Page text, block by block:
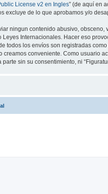
License v2 en Ingles” (de aquí en
excluye de lo que aprobamos y/o
ningun contenido abusivo, obsceno,
Leyes Internacionales. Hacer eso
todos los envíos son registradas
creamos conveniente. Como usuario
parte sin su consentimiento, ni